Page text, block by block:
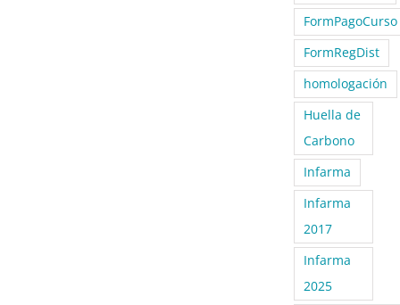
FormPagoCurso
FormRegDist
homologación
Huella de
Carbono
Infarma
Infarma
2017
Infarma
2025